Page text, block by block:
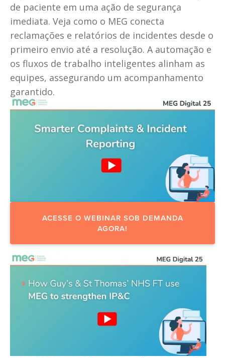
de paciente em uma ação de segurança
imediata. Veja como o MEG conecta
reclamações e relatórios de incidentes desde o
primeiro envio até a resolução. A automação e
os fluxos de trabalho inteligentes alinham as
equipes, assegurando um acompanhamento
garantido.
ACESSE O WEBINAR SOB DEMANDA
AGORA!